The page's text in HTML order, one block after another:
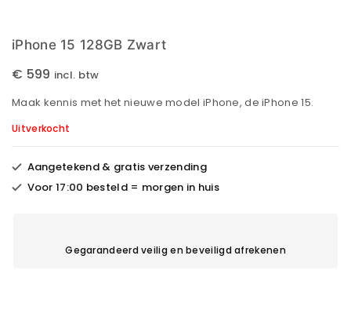
iPhone 15 128GB Zwart
€ 599 incl. btw
Maak kennis met het nieuwe model iPhone, de iPhone 15.
Uitverkocht
Aangetekend & gratis verzending
Voor 17:00 besteld = morgen in huis
Gegarandeerd veilig en beveiligd afrekenen